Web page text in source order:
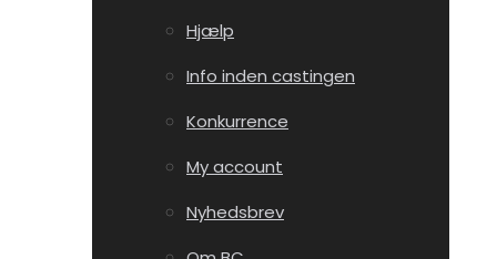
Hjælp
Info inden castingen
Konkurrence
My account
Nyhedsbrev